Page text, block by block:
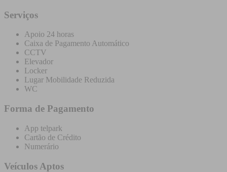
Serviços
Apoio 24 horas
Caixa de Pagamento Automático
CCTV
Elevador
Locker
Lugar Mobilidade Reduzida
WC
Forma de Pagamento
App telpark
Cartão de Crédito
Numerário
Veículos Aptos